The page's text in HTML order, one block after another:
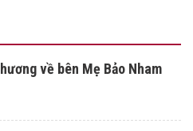
về bên Mẹ Bảo Nham